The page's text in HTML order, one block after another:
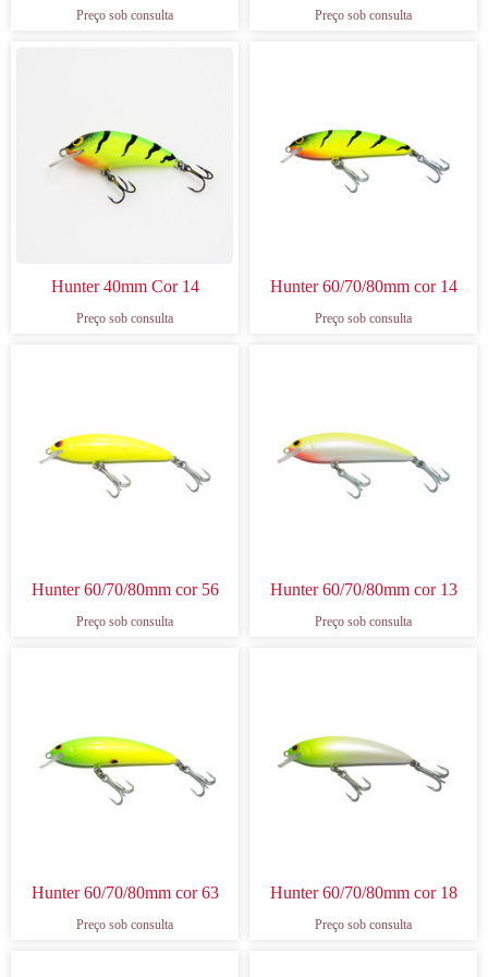
Preço sob consulta Preço sob consulta
Hunter 40mm Cor 14
Preço sob consulta
Hunter 60/70/80mm cor 14
Preço sob consulta
Hunter 60/70/80mm cor 56
Preço sob consulta
Hunter 60/70/80mm cor 13
Preço sob consulta
Hunter 60/70/80mm cor 63
Preço sob consulta
Hunter 60/70/80mm cor 18
Preço sob consulta